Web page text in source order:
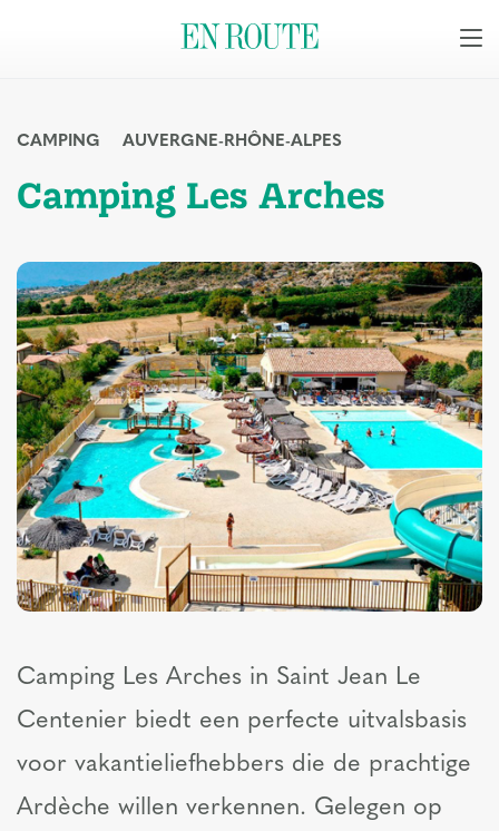
CAMPING AUVERGNE-RHÔNE-ALPES
Camping Les Arches
Camping Les Arches in Saint Jean Le
Centenier biedt een perfecte uitvalsbasis
voor vakantieliefhebbers die de prachtige
Ardèche willen verkennen. Gelegen op